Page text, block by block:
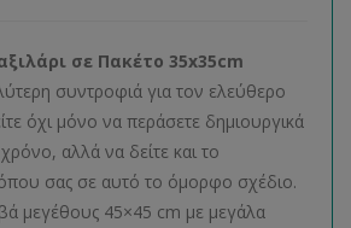
σε Πακέτο 35x35cm
συντροφιά για τον ελεύθερο
όχι μόνο να περάσετε δημιουργικά
αλλά να δείτε και το
σας σε αυτό το όμορφο σχέδιο.
μεγέθους 45×45 cm με μεγάλα